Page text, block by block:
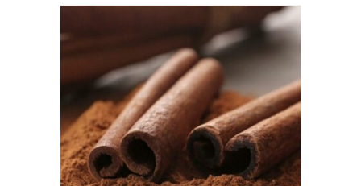
Le goût et l'arôme incomparables de la cannelle
seront toujours agréables. Chaude et boisée, la
cannelle apporte une touche réconfortante aux
chocolats comme aux pâtisseries.